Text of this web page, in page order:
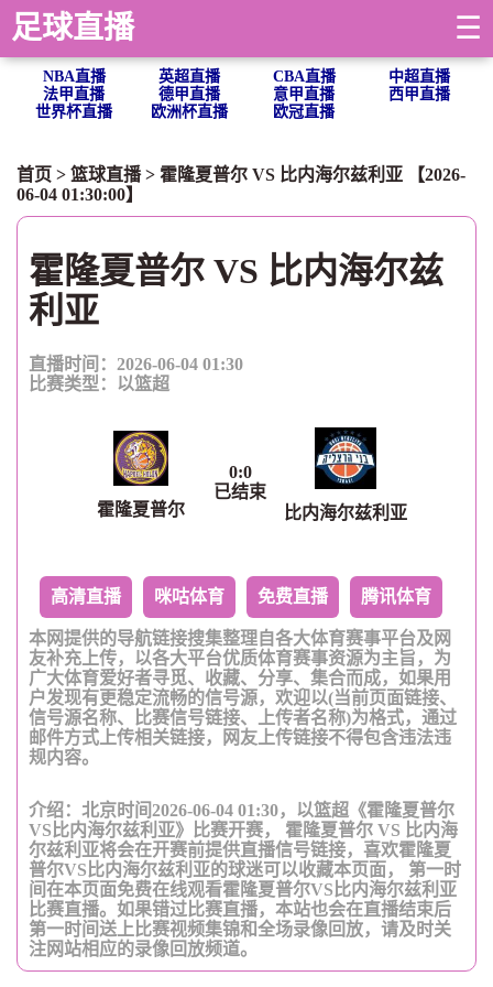
足球直播 ☰
NBA直播 英超直播 CBA直播
中超直播
法甲直播
德甲直播 意甲直播
西甲直播
世界杯直播
欧洲杯直播 欧冠直播
首页 > 篮球直播> 霍隆夏普尔 VS 比内海尔兹利亚 【2026-
06-04 01:30:00】
霍隆夏普尔 VS 比内海尔兹
利亚
直播时间：2026-06-04 01:30
比赛类型： 以篮超
霍隆夏普尔
0:0
已结束
比内海尔兹利亚
高清直播 咪咕体育 免费直播 腾讯体育
本网提供的导航链接搜集整理自各大体育赛事平台及网
友补充上传，以各大平台优质体育赛事资源为主旨，为
广大体育爱好者寻觅、收藏、分享、集合而成，如果用
户发现有更稳定流畅的信号源，欢迎以(当前页面链接、
信号源名称、比赛信号链接、上传者名称)为格式，通过
邮件方式上传相关链接，网友上传链接不得包含违法违
规内容。
介绍：北京时间2026-06-04 01:30，以篮超《霍隆夏普尔
VS比内海尔兹利亚》比赛开赛， 霍隆夏普尔 VS 比内海
尔兹利亚将会在开赛前提供直播信号链接，喜欢霍隆夏
普尔VS比内海尔兹利亚的球迷可以收藏本页面， 第一时
间在本页面免费在线观看霍隆夏普尔VS比内海尔兹利亚
比赛直播。如果错过比赛直播，本站也会在直播结束后
第一时间送上比赛视频集锦和全场录像回放，请及时关
注网站相应的录像回放频道。